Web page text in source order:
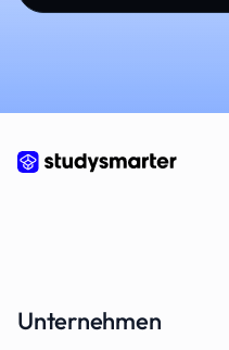
Unternehmen